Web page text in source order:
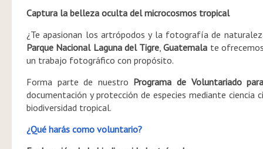
Captura la belleza oculta del microcosmos tropical
¿Te apasionan los artrópodos y la fotografía de
Parque Nacional Laguna del Tigre,Guatemala te
un trabajo fotográfico con propósito.
Forma parte de nuestro Programa de Voluntariado
documentación y protección de especies mediante
biodiversidad tropical.
¿Qué harás como voluntario?